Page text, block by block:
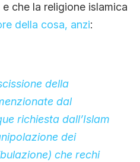
che la religione islamica
della cosa, anzi:
della
dal
richiesta dall’Islam
dei
che rechi